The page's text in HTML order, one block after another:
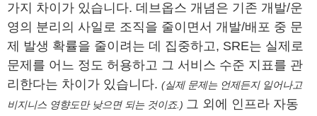
가지 차이가 있습니다. 데브옵스 개념은 기존 개발/운
영의 분리의 사일로 조직을 줄이면서 개발/배포 중 문
제 발생 확률을 줄이려는 데 집중하고, SRE는 실제로
문제를 어느 정도 허용하고 그 서비스 수준 지표를 관
리한다는 차이가 있습니다. (실제 문제는 언제든지 일어나고
비지니스 영향도만 낮으면 되는 것이죠.) 그 외에 인프라 자동